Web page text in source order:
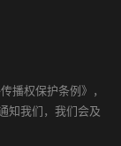
播权保护条例》，
知我们，我们会及